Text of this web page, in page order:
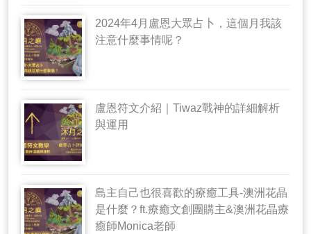
2024年4月盧恩大眾占卜，這個月我該
注意什麼事情呢？
盧恩符文介紹｜Tiwaz戰神的詳細解析
與運用
島主自己也很喜歡的療癒工具-澳洲花晶
是什麼？ft.療癒文創團購主&澳洲花晶療
癒師Monica老師